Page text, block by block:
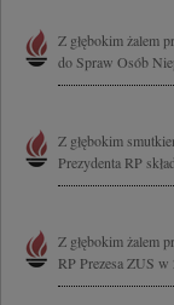
Z głębokim żalem
do Spraw Osób
Z głębokim
Prezydenta RP
Z głębokim żalem
RP Prezesa ZUS w